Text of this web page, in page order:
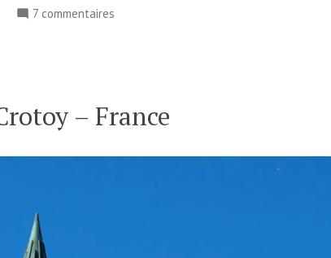
7 commentairessur
–
– France